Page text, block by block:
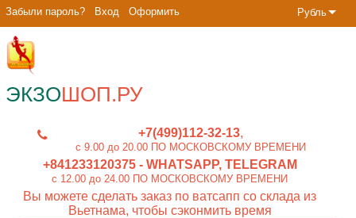
Рубль
Забыли пароль? Вход Оформить
ЭКЗОШОП.РУ
+7(499)112-32-13
c 9.00 до 20.00 ПО МОСКОВСКОМУ ВРЕМЕНИ
+841233120375- WHATSAPP, TELEGRAM
c 12.00 до 24.00 ПО МОСКОВСКОМУ ВРЕМЕНИ
Вы можете сделать заказ по ватсапп со склада из
Вьетнама, чтобы сэконмить время